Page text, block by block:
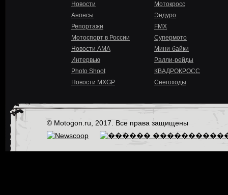
Новости
Анонсы
Репортажи
Мотоспорт в России
Новости AMA
Интервью
Photo Shoot
Новости MXGP
Мотокросс
Эндуро
FMX
Супермото
Мини-байки
Ралли-рейды
КВАДРОКРОСС
Снегоходы
© Motogon.ru, 2017. Все права защищены